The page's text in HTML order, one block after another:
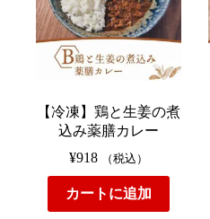
【冷凍】鶏と生姜の煮
込み薬膳カレー
¥918 （税込）
カートに追加